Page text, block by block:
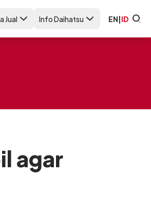
Jual Info Daihatsu EN|ID
agar